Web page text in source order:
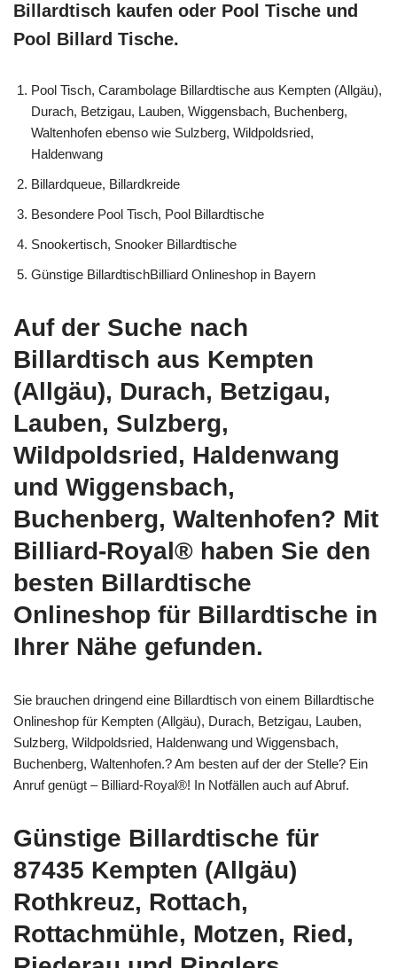
Billardtisch kaufen oder Pool Tische und
Pool Billard Tische.
Pool Tisch, Carambolage Billardtische aus Kempten (Allgäu),
Durach, Betzigau, Lauben, Wiggensbach, Buchenberg,
Waltenhofen ebenso wie Sulzberg, Wildpoldsried,
Haldenwang
Billardqueue, Billardkreide
Besondere Pool Tisch, Pool Billardtische
Snookertisch, Snooker Billardtische
Günstige BillardtischBilliard Onlineshop in Bayern
Auf der Suche nach
Billardtisch aus Kempten
(Allgäu), Durach, Betzigau,
Lauben, Sulzberg,
Wildpoldsried, Haldenwang
und Wiggensbach,
Buchenberg, Waltenhofen? Mit
Billiard-Royal® haben Sie den
besten Billardtische
Onlineshop für Billardtische in
Ihrer Nähe gefunden.
Sie brauchen dringend eine Billardtisch von einem Billardtische
Onlineshop für Kempten (Allgäu), Durach, Betzigau, Lauben,
Sulzberg, Wildpoldsried, Haldenwang und Wiggensbach,
Buchenberg, Waltenhofen.? Am besten auf der der Stelle? Ein
Anruf genügt – Billiard-Royal®! In Notfällen auch auf Abruf.
Günstige Billardtische für
87435 Kempten (Allgäu)
Rothkreuz, Rottach,
Rottachmühle, Motzen, Ried,